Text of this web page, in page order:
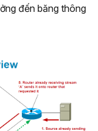
đến băng thông